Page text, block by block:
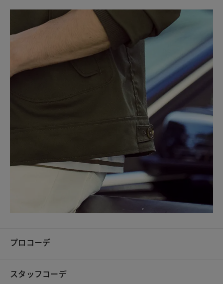
プロコーデ
スタッフコーデ